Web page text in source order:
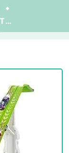
XE CONTAINER PHÓNG TÊN LỬA – ĐỒ CHƠI BÉ TRAI NHÌN LÀ MÊ